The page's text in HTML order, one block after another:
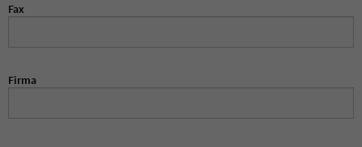
Fax
Firma